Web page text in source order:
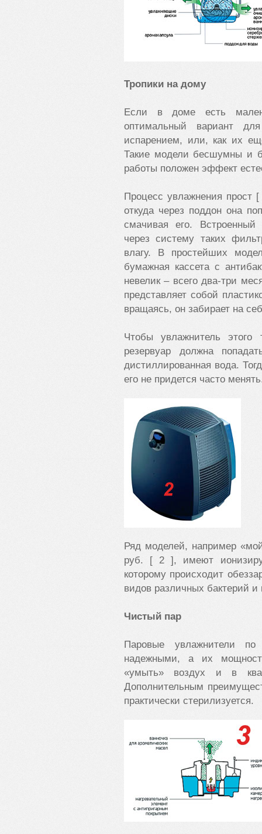
Тропики на дому
Если в доме есть
оптимальный вариант
испарением, или, как их
Такие модели бесшумны и
работы положен эффект
Процесс увлажнения прост
откуда через поддон она
смачивая его. Встроенный
через систему таких
влагу. В простейших
бумажная кассета с
невелик – всего два-три
представляет собой
вращаясь, он забирает на
Чтобы увлажнитель
резервуар должна
дистиллированная вода.
его не придется часто
Ряд моделей, например
руб. [ 2 ], имеют
которому происходит
видов различных бактерий и
Чистый пар
Паровые увлажнители
надежными, а их
«умыть» воздух и в
Дополнительным
практически стерилизуется.